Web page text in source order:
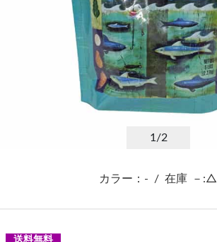
1/2
カラー：- / 在庫 －:△
送料無料